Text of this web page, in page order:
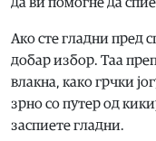
Ако сте гладни пред
добар избор. Таа
влакна, како грчки
зрно со путер од
заспиете гладни.